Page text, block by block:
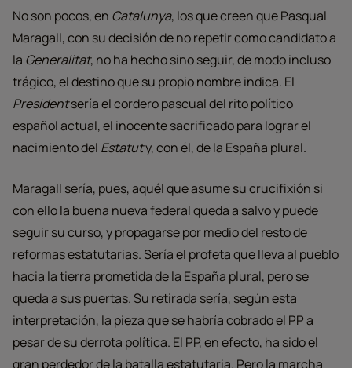
No son pocos, en Catalunya, los que creen que Pasqual
Maragall, con su decisión de no repetir como candidato a
la Generalitat, no ha hecho sino seguir, de modo incluso
trágico, el destino que su propio nombre indica. El
Presidentsería el cordero pascual del rito político
español actual, el inocente sacrificado para lograr el
nacimiento del Estatuty, con él, de la España plural.
Maragall sería, pues, aquél que asume su crucifixión si
con ello la buena nueva federal queda a salvo y puede
seguir su curso, y propagarse por medio del resto de
reformas estatutarias. Sería el profeta que lleva al pueblo
hacia la tierra prometida de la España plural, pero se
queda a sus puertas. Su retirada sería, según esta
interpretación, la pieza que se habría cobrado el PP a
pesar de su derrota política. El PP, en efecto, ha sido el
gran perdedor de la batalla estatutaria. Pero la marcha